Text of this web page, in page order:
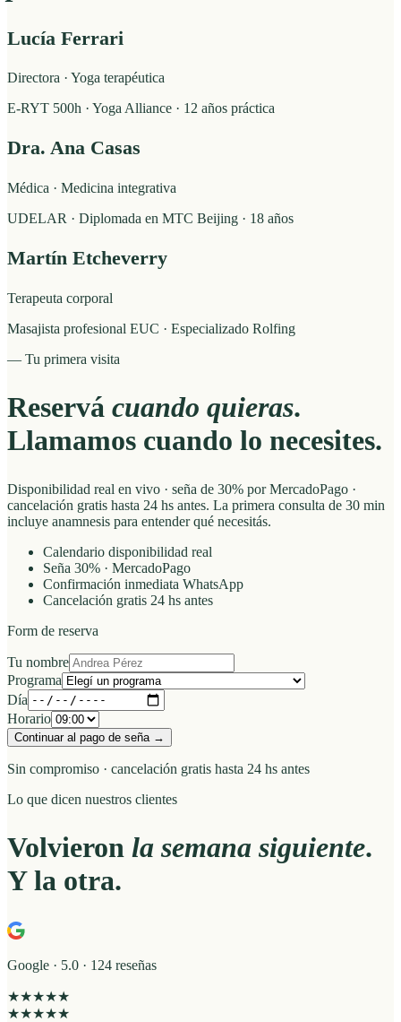
Lucía Ferrari
Directora · Yoga terapéutica
E-RYT 500h · Yoga Alliance · 12 años práctica
Dra. Ana Casas
Médica · Medicina integrativa
UDELAR · Diplomada en MTC Beijing · 18 años
Martín Etcheverry
Terapeuta corporal
Masajista profesional EUC · Especializado Rolfing
— Tu primera visita
Reservá cuando quieras.
Llamamos cuando lo necesites.
Disponibilidad real en vivo · seña de 30% por MercadoPago ·
cancelación gratis hasta 24 hs antes. La primera consulta de 30 min
incluye anamnesis para entender qué necesitás.
Calendario disponibilidad real
Seña 30% · MercadoPago
Confirmación inmediata WhatsApp
Cancelación gratis 24 hs antes
Form de reserva
Tu nombre
Programa
Día
Horario
Continuar al pago de seña →
Sin compromiso · cancelación gratis hasta 24 hs antes
Lo que dicen nuestros clientes
Volvieron la semana siguiente.
Y la otra.
Google · 5.0 · 124 reseñas
★★★★★
★★★★★